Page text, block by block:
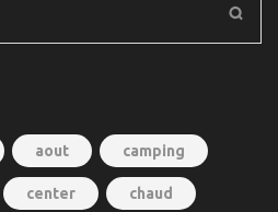
aout camping
center chaud